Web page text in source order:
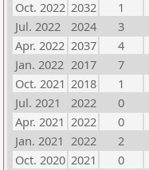
Oct. 2022 2032 1
Jul. 2022
2024 3
Apr. 2022 2037 4
Jan. 2022 2017 7
Oct. 2021 2018 1
Jul. 2021
2022 0
Apr. 2021 2022 0
Jan. 2021 2022 2
Oct. 2020 2021 0